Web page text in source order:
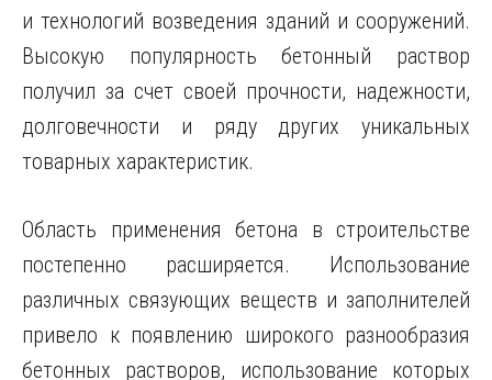
и технологий возведения зданий и сооружений.
Высокую популярность бетонный раствор
получил за счет своей прочности, надежности,
долговечности и ряду других уникальных
товарных характеристик.
Область применения бетона в строительстве
постепенно расширяется. Использование
различных связующих веществ и заполнителей
привело к появлению широкого разнообразия
бетонных растворов, использование которых